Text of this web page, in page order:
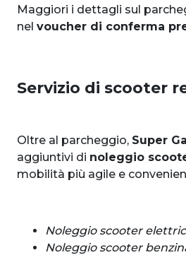
Maggiori i dettagli sul
nel voucher di conferma
Servizio di scooter
Oltre al parcheggio, Super
aggiuntivi di noleggio
mobilità più agile e
Noleggio scooter
Noleggio scooter